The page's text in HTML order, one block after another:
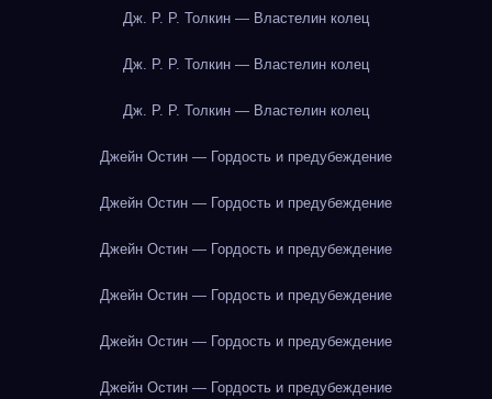
Дж. Р. Р. Толкин — Властелин колец
Дж. Р. Р. Толкин — Властелин колец
Дж. Р. Р. Толкин — Властелин колец
Джейн Остин — Гордость и предубеждение
Джейн Остин — Гордость и предубеждение
Джейн Остин — Гордость и предубеждение
Джейн Остин — Гордость и предубеждение
Джейн Остин — Гордость и предубеждение
Джейн Остин — Гордость и предубеждение